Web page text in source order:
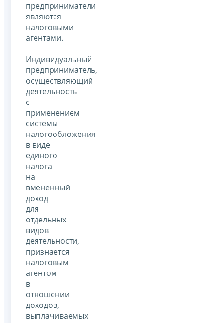
предприниматели
являются
налоговыми
агентами.
Индивидуальный
предприниматель,
осуществляющий
деятельность
с
применением
системы
налогообложения
в виде
единого
налога
на
вмененный
доход
для
отдельных
видов
деятельности,
признается
налоговым
агентом
в
отношении
доходов,
выплачиваемых